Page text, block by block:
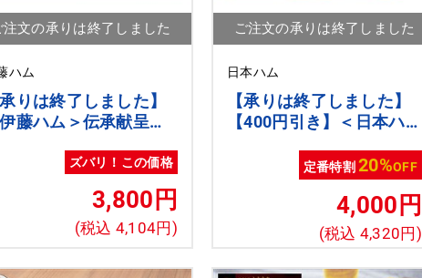
注文の承りは終了しました
ハム
りは終了しました】
藤ハム＞伝承献呈ギ
ズバリ！この価格
3,800円
(税込 4,104円)
ご注文の承りは終了しました
日本ハム
【承りは終了しました】
【400円引き】＜日本ハム
国【クーポンコード：
nh2026s1】[nh]
定番特割20%OFF
4,000円
(税込 4,320円)